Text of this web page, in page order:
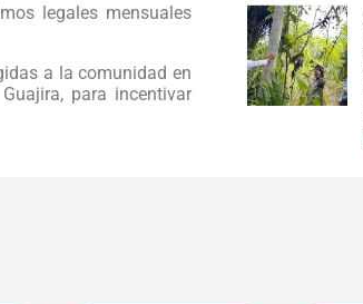
legales mensuales
a la comunidad en
para incentivar